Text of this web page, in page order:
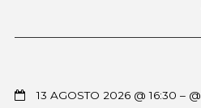
13 AGOSTO 2026 @ 16:30 –